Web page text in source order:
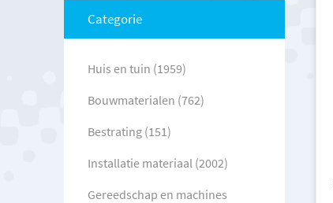
Categorie
Huis en tuin (1959)
Bouwmaterialen (762)
Bestrating (151)
Installatie materiaal (2002)
Gereedschap en machines